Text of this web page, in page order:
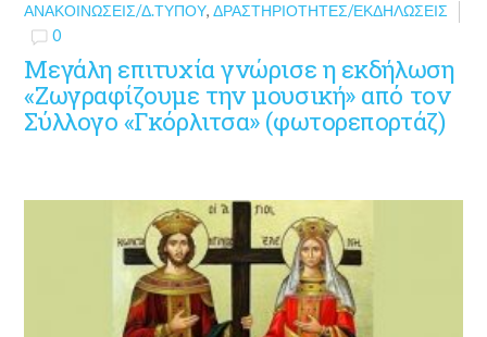
ΑΝΑΚΟΙΝΏΣΕΙΣ/Δ.ΤΎΠΟΥ,ΔΡΑΣΤΗΡΙΌΤΗΤΕΣ/ΕΚΔΗΛΏΣΕΙΣ
0
Μεγάλη επιτυχία γνώρισε η εκδήλωση
«Ζωγραφίζουμε την μουσική» από τον
Σύλλογο «Γκόρλιτσα» (φωτορεπορτάζ)